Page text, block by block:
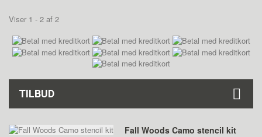
Viser 1 - 2 af 2
TILBUD
Fall Woods Camo stencil kit